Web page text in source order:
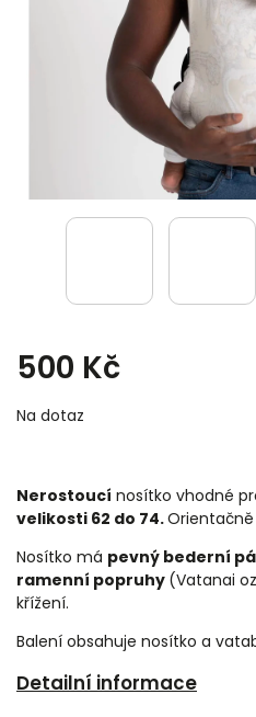
500 Kč
Na dotaz
Nerostoucí nosítko vhodné
velikosti 62 do 74.
Nosítko má pevný bederní
ramenní popruhy (Vatanai
křížení.
Balení obsahuje nosítko a
Detailní informace